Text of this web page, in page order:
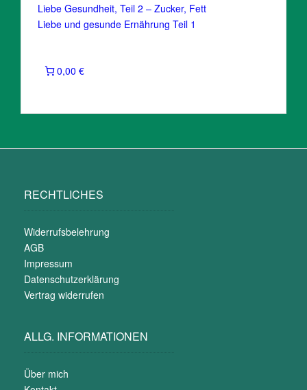
Liebe Gesundheit, Teil 2 – Zucker, Fett
Liebe und gesunde Ernährung Teil 1
0,00 €
RECHTLICHES
Widerrufsbelehrung
AGB
Impressum
Datenschutzerklärung
Vertrag widerrufen
ALLG. INFORMATIONEN
Über mich